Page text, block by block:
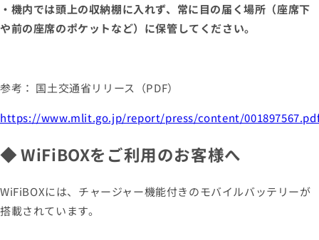
・機内では頭上の収納棚に入れず、常に目の届く場所（座席下
や前の座席のポケットなど）に保管してください。
参考： 国土交通省リリース（PDF）
https://www.mlit.go.jp/report/press/content/
◆ WiFiBOXをご利用のお客様へ
WiFiBOXには、チャージャー機能付きのモバイルバッテリーが
搭載されています。